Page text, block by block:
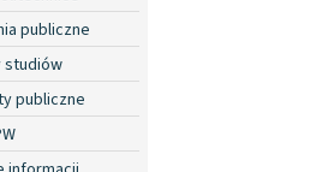
publiczne
studiów
publiczne